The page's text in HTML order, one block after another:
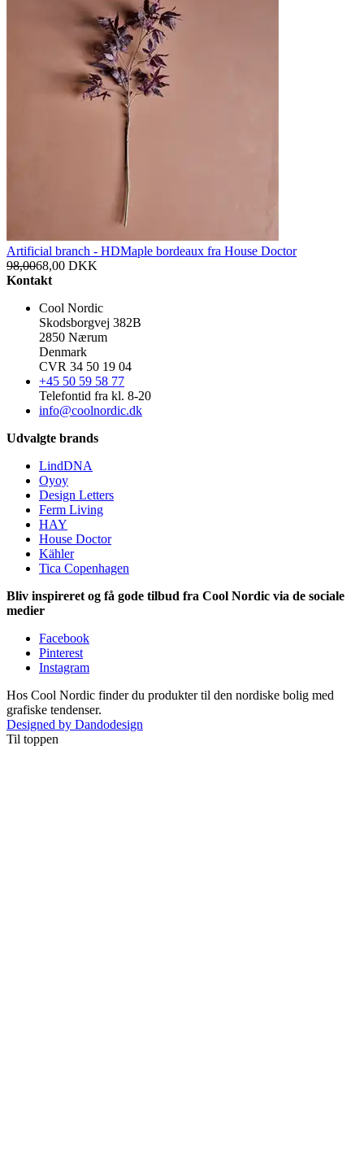
Artificial branch - HDMaple bordeaux fra House Doctor
98,0068,00 DKK
Kontakt
Cool Nordic
Skodsborgvej 382B
2850 Nærum
Denmark
CVR 34 50 19 04
+45 50 59 58 77
Telefontid fra kl. 8-20
info@coolnordic.dk
Udvalgte brands
LindDNA
Oyoy
Design Letters
Ferm Living
HAY
House Doctor
Kähler
Tica Copenhagen
Bliv inspireret og få gode tilbud fra Cool Nordic via de sociale
medier
Facebook
Pinterest
Instagram
Hos Cool Nordic finder du produkter til den nordiske bolig med
grafiske tendenser.
Designed by Dandodesign
Til toppen